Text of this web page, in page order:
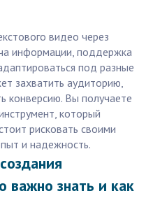
видео через
информации, поддержка
под разные
захватить аудиторию,
конверсию. Вы получаете
который
рисковать своими
и надежность.
важно знать и как